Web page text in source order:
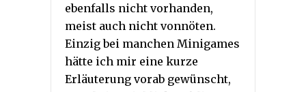
ebenfalls nicht vorhanden,
meist auch nicht vonnöten.
Einzig bei manchen Minigames
hätte ich mir eine kurze
Erläuterung vorab gewünscht,